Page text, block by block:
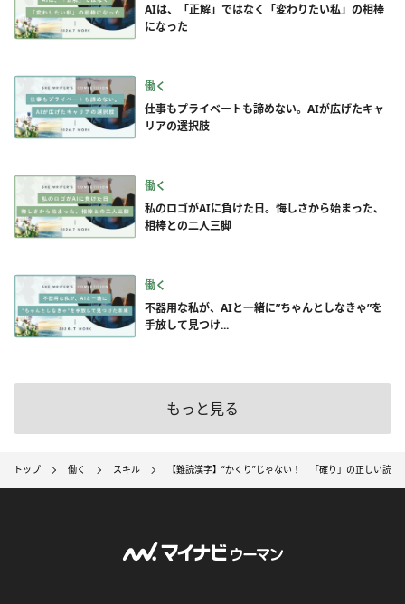
AIは、「正解」ではなく「変わりたい私」の相棒
になった
働く
仕事もプライベートも諦めない。AIが広げたキャ
リアの選択肢
働く
私のロゴがAIに負けた日。悔しさから始まった、
相棒との二人三脚
働く
不器用な私が、AIと一緒に”ちゃんとしなきゃ”を
手放して見つけ...
もっと見る
トップ 働く スキル 【難読漢字】“かくり”じゃない！ 「確り」の正しい読み